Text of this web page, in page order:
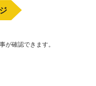
が確認できます。